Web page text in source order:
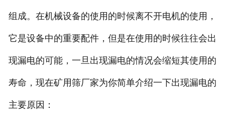
组成。在机械设备的使用的时候离不开电机的使用，
它是设备中的重要配件，但是在使用的时候往往会出
现漏电的可能，一旦出现漏电的情况会缩短其使用的
寿命，现在矿用筛厂家为你简单介绍一下出现漏电的
主要原因：